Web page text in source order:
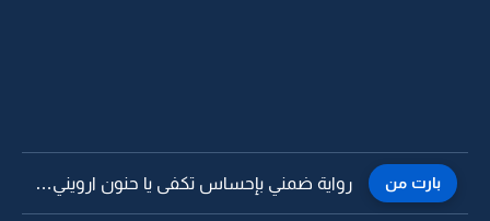
بارت من رواية ضمني بإحساس تكفى يا حنون ارويني من فيض حبك...